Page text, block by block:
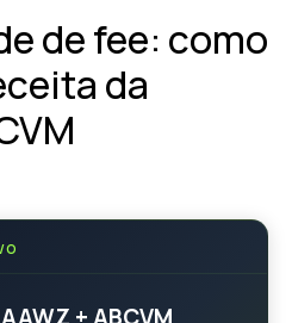
de fee: como
da